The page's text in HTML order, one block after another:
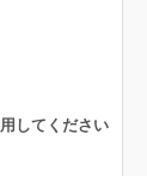
してください